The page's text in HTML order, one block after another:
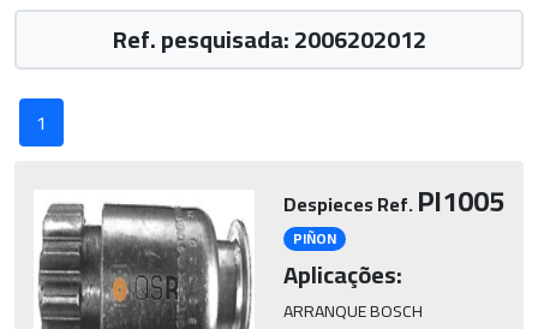
Ref. pesquisada: 2006202012
1
Despieces Ref.PI1005
PIÑON
Aplicações:
ARRANQUE BOSCH